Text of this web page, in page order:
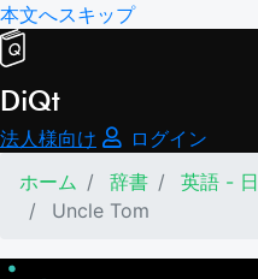
本文へスキップ
DiQt
法人様向け
ログイン
ホーム
辞書 英語 -
Uncle Tom